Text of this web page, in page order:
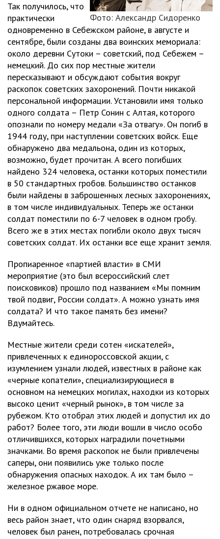
Фото: Александр Сидоренко
Так получилось, что
практически
одновременно в Себежском районе, в августе и
сентябре, были созданы два воинских мемориала:
около деревни Сутоки – советский, под Себежем –
немецкий. До сих пор местные жители
пересказывают и обсуждают события вокруг
раскопок советских захоронений. Почти никакой
персональной информации. Установили имя только
одного солдата – Петр Сонин с Алтая, которого
опознали по номеру медали «За отвагу». Он погиб в
1944 году, при наступлении советских войск. Еще
обнаружено два медальона, один из которых,
возможно, будет прочитан. А всего погибших
найдено 324 человека, останки которых поместили
в 50 стандартных гробов. Большинство останков
были найдены в заброшенных лесных захоронениях,
в том числе индивидуальных. Теперь же останки
солдат поместили по 6-7 человек в одном гробу.
Всего же в этих местах погибли около двух тысяч
советских солдат. Их останки все еще хранит земля.
Пропиаренное «партией власти» в СМИ
мероприятие (это был всероссийский слет
поисковиков) прошло под названием «Мы помним
твой подвиг, России солдат». А можно узнать имя
солдата? И что такое память без имени?
Вдумайтесь.
Местные жители среди сотен «искателей»,
привлеченных к единороссовской акции, с
изумлением узнали людей, известных в районе как
«черные копатели», специализирующиеся в
основном на немецких могилах, находки из которых
высоко ценит «черный рынок», в том числе за
рубежом. Кто отобрал этих людей и допустил их до
работ? Более того, эти люди вошли в число особо
отличившихся, которых наградили почетными
значками. Во время раскопок не были привлечены
саперы, они появились уже только после
обнаружения опасных находок. А их там было –
железное ржавое море.
Ни в одном официальном отчете не написано, но
весь район знает, что один снаряд взорвался,
человек был ранен, потребовалась срочная